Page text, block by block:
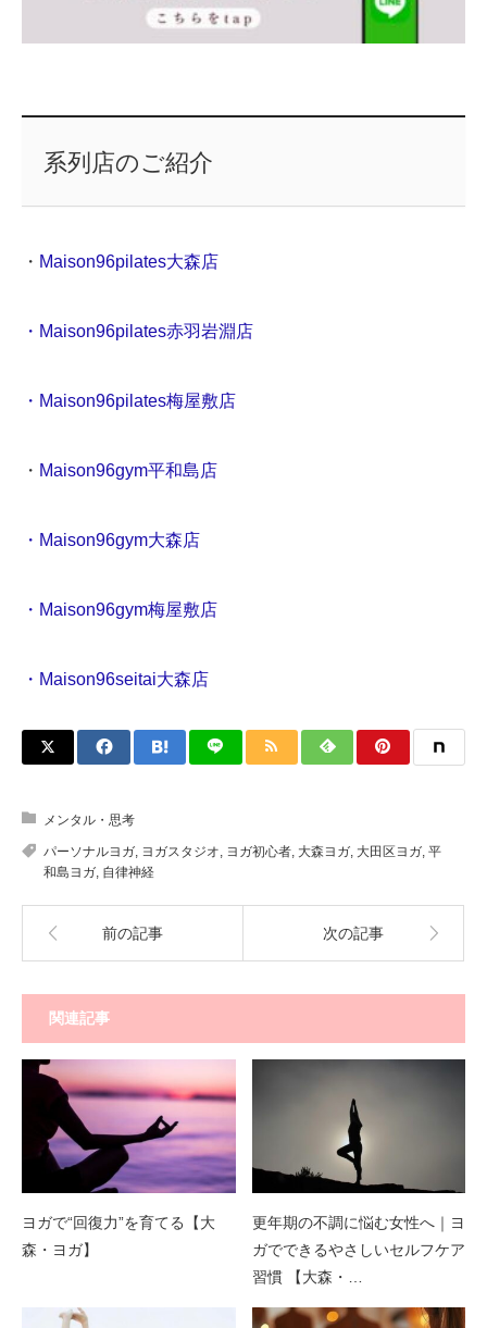
系列店のご紹介
・ Maison96pilates大森店
・Maison96pilates赤羽岩淵店
・Maison96pilates梅屋敷店
・ Maison96gym平和島店
・Maison96gym大森店
・Maison96gym梅屋敷店
・Maison96seitai大森店
メンタル・思考
パーソナルヨガ ヨガスタジオ ヨガ初心者 大森ヨガ 大田区ヨガ 平
和島ヨガ 自律神経
前の記事 次の記事
関連記事
ヨガで“回復力”を育てる【大
森・ヨガ】
更年期の不調に悩む女性へ｜ヨ
ガでできるやさしいセルフケア
習慣 【大森・…